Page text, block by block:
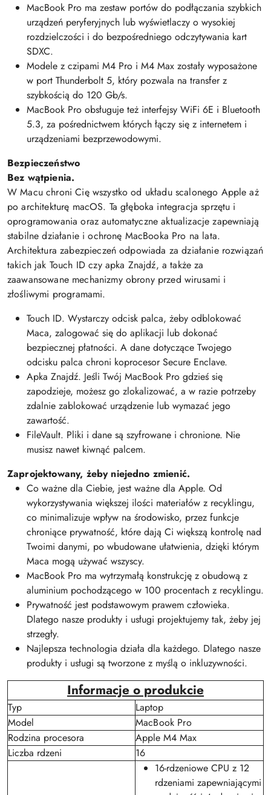
MacBook Pro ma zestaw portów do podłączania szybkich
urządzeń peryferyjnych lub wyświetlaczy o wysokiej
rozdzielczości i do bezpośredniego odczytywania kart
SDXC.
Modele z czipami M4 Pro i M4 Max zostały wyposażone
w port Thunderbolt 5, który pozwala na transfer z
szybkością do 120 Gb/s.
MacBook Pro obsługuje też interfejsy WiFi 6E i Bluetooth
5.3, za pośrednictwem których łączy się z internetem i
urządzeniami bezprzewodowymi.
Bezpieczeństwo
Bez wątpienia.
W Macu chroni Cię wszystko od układu scalonego Apple aż
po architekturę macOS. Ta głęboka integracja sprzętu i
oprogramowania oraz automatyczne aktualizacje zapewniają
stabilne działanie i ochronę MacBooka Pro na lata.
Architektura zabezpieczeń odpowiada za działanie rozwiązań
takich jak Touch ID czy apka Znajdź, a także za
zaawansowane mechanizmy obrony przed wirusami i
złośliwymi programami.
Touch ID. Wystarczy odcisk palca, żeby odblokować
Maca, zalogować się do aplikacji lub dokonać
bezpiecznej płatności. A dane dotyczące Twojego
odcisku palca chroni koprocesor Secure Enclave.
Apka Znajdź. Jeśli Twój MacBook Pro gdzieś się
zapodzieje, możesz go zlokalizować, a w razie potrzeby
zdalnie zablokować urządzenie lub wymazać jego
zawartość.
FileVault. Pliki i dane są szyfrowane i chronione. Nie
musisz nawet kiwnąć palcem.
Zaprojektowany, żeby niejedno zmienić.
Co ważne dla Ciebie, jest ważne dla Apple. Od
wykorzystywania większej ilości materiałów z recyklingu,
co minimalizuje wpływ na środowisko, przez funkcje
chroniące prywatność, które dają Ci większą kontrolę nad
Twoimi danymi, po wbudowane ułatwienia, dzięki którym
Maca mogą używać wszyscy.
MacBook Pro ma wytrzymałą konstrukcję z obudową z
aluminium pochodzącego w 100 procentach z recyklingu.
Prywatność jest podstawowym prawem człowieka.
Dlatego nasze produkty i usługi projektujemy tak, żeby jej
strzegły.
Najlepsza technologia działa dla każdego. Dlatego nasze
produkty i usługi są tworzone z myślą o inkluzywności.
Informacje o produkcie
Typ
Laptop
Model
MacBook Pro
Rodzina procesora
Apple M4 Max
Liczba rdzeni
16
16-rdzeniowe CPU z 12
rdzeniami zapewniającymi